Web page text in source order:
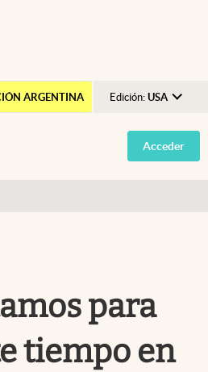
ARGENTINA Edición: USA
Argentina
España
Acceder
para
tiempo en